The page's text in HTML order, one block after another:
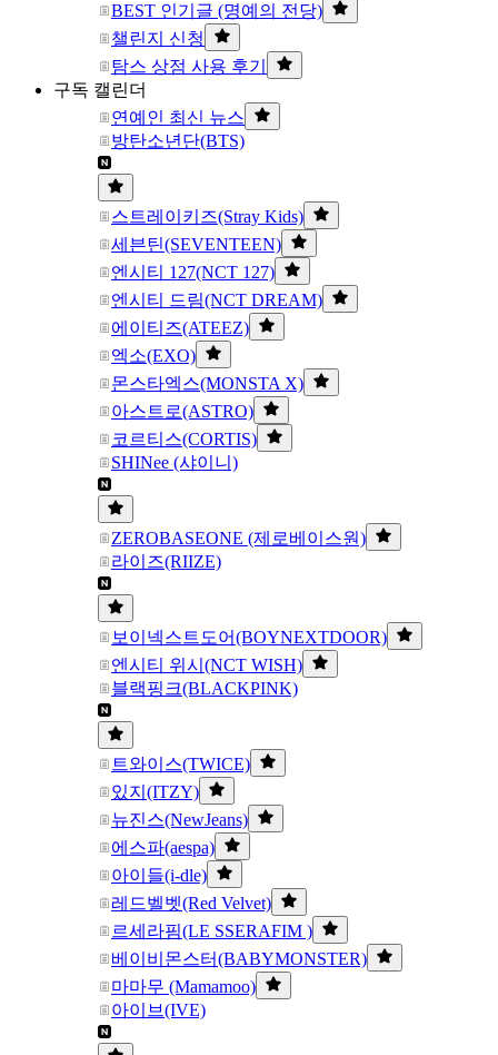
BEST 인기글 (명예의 전당)
챌린지 신청
탐스 상점 사용 후기
구독 캘린더
연예인 최신 뉴스
방탄소년단(BTS)
스트레이키즈(Stray Kids)
세븐틴(SEVENTEEN)
엔시티 127(NCT 127)
엔시티 드림(NCT DREAM)
에이티즈(ATEEZ)
엑소(EXO)
몬스타엑스(MONSTA X)
아스트로(ASTRO)
코르티스(CORTIS)
SHINee (샤이니)
ZEROBASEONE (제로베이스원)
라이즈(RIIZE)
보이넥스트도어(BOYNEXTDOOR)
엔시티 위시(NCT WISH)
블랙핑크(BLACKPINK)
트와이스(TWICE)
있지(ITZY)
뉴진스(NewJeans)
에스파(aespa)
아이들(i-dle)
레드벨벳(Red Velvet)
르세라핌(LE SSERAFIM )
베이비몬스터(BABYMONSTER)
마마무 (Mamamoo)
아이브(IVE)